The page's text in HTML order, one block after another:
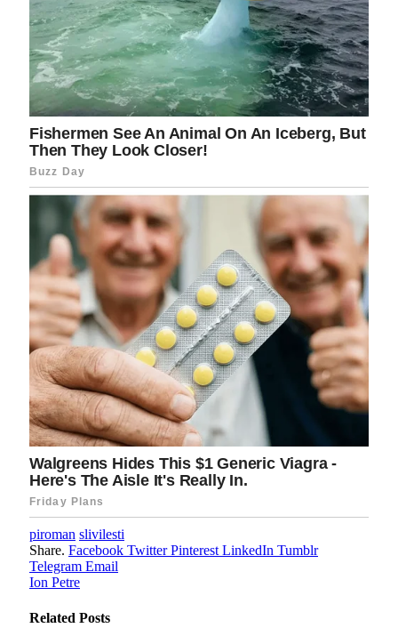
piroman slivilesti
Share. Facebook Twitter Pinterest LinkedIn Tumblr
Telegram Email
Ion Petre
Related Posts